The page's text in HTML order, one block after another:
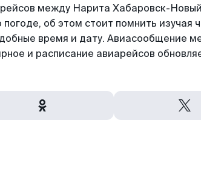
между Нарита Хабаровск-
об этом стоит помнить изучая
время и дату. Авиасообщение
и расписание авиарейсов